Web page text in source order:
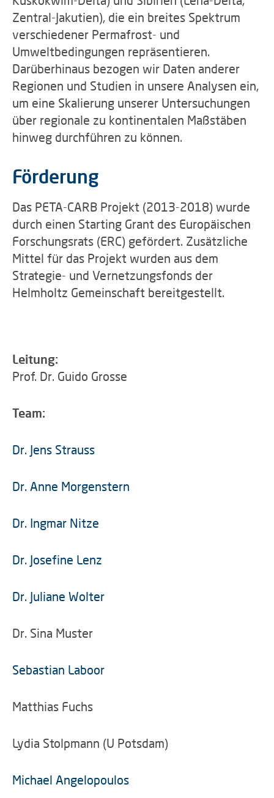
Zentral-Jakutien), die ein breites Spektrum
verschiedener Permafrost- und
Umweltbedingungen repräsentieren.
Darüberhinaus bezogen wir Daten anderer
Regionen und Studien in unsere Analysen ein,
um eine Skalierung unserer Untersuchungen
über regionale zu kontinentalen Maßstäben
hinweg durchführen zu können.
Förderung
Das PETA-CARB Projekt (2013-2018) wurde
durch einen Starting Grant des Europäischen
Forschungsrats (ERC) gefördert. Zusätzliche
Mittel für das Projekt wurden aus dem
Strategie- und Vernetzungsfonds der
Helmholtz Gemeinschaft bereitgestellt.
Leitung:
Prof. Dr. Guido Grosse
Team:
Dr. Jens Strauss
Dr. Anne Morgenstern
Dr. Ingmar Nitze
Dr. Josefine Lenz
Dr. Juliane Wolter
Dr. Sina Muster
Sebastian Laboor
Matthias Fuchs
Lydia Stolpmann (U Potsdam)
Michael Angelopoulos